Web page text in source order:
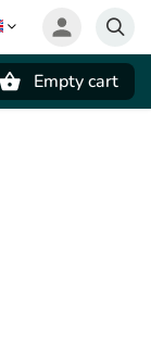
Empty cart